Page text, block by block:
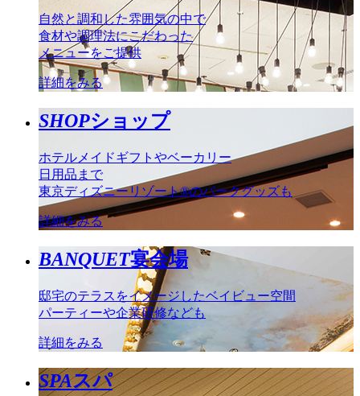
自然と調和した雰囲気の中で
食材や調理法にこだわった
メニューをご提供
詳細をみる
SHOPショップ
ホテルメイドギフトやベーカリー
日用品まで
東京ディズニーリゾート®のパークグッズも
詳細をみる
BANQUET宴会場
邸宅のテラスをイメージしたベイビュー空間
パーティーや企業研修なども
詳細をみる
SPAスパ